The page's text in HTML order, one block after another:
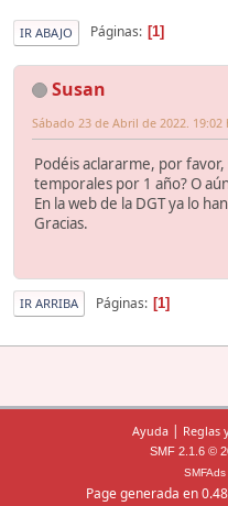
IR ABAJO Páginas 1
Susan
Sábado 23 de Abril de 2022. 19:02
Podéis aclararme, por
temporales por 1 año? O
En la web de la DGT ya lo
Gracias.
IR ARRIBA Páginas 1
Ayuda | Reglas
SMF 2.1.6 ©
SMFAds
Page generada en